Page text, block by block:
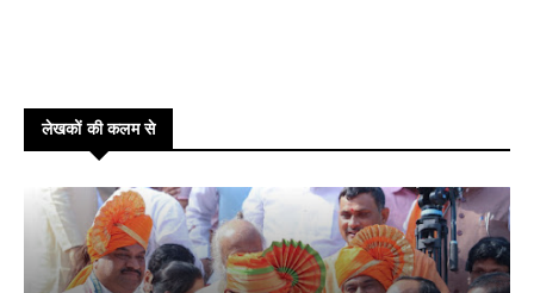
लेखकों की कलम से